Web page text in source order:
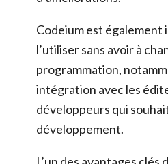
Codeium est
l’utiliser sans avoir à
programmation,
intégration avec les
développeurs qui
développement.